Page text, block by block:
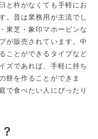
と杵がなくても手軽にお
。昔は業務用が主流でし
東芝・象印マホービンな
が販売されています。中
ことができるタイプなど
ズであれば、手軽に持ち
餅を作ることができま
で食べたい人にぴったり